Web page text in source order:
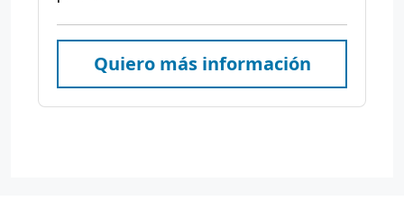
Quiero más información